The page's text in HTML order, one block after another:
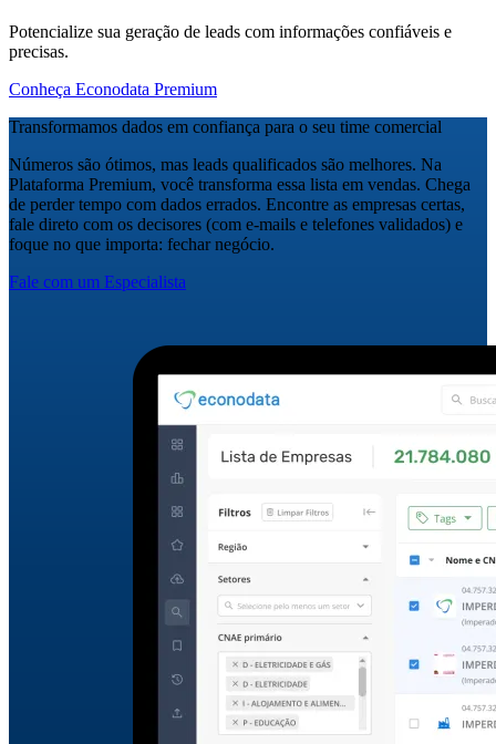
Potencialize sua geração de leads com informações confiáveis e
precisas.
Conheça Econodata Premium
Transformamos dados em confiança para o seu time comercial
Números são ótimos, mas leads qualificados são melhores. Na
Plataforma Premium, você transforma essa lista em vendas. Chega
de perder tempo com dados errados. Encontre as empresas certas,
fale direto com os decisores (com e-mails e telefones validados) e
foque no que importa: fechar negócio.
Fale com um Especialista